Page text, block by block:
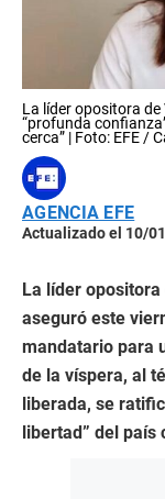
La líder opositora
“profunda
cerca” | Foto: EFE /
AGENCIA EFE
Actualizado el 10/
La líder
aseguró este
mandatario para
de la víspera, al
liberada, se
libertad” del país